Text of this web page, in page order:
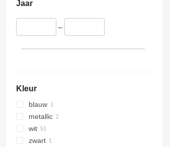
Jaar
–
Kleur
blauw
metallic
wit
zwart